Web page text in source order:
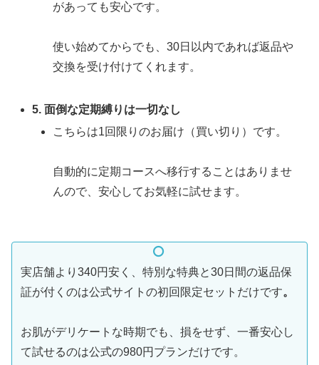
があっても安心です。
使い始めてからでも、30日以内であれば返品や
交換を受け付けてくれます。
5. 面倒な定期縛りは一切なし
こちらは1回限りのお届け（買い切り）です。
自動的に定期コースへ移行することはありませ
んので、安心してお気軽に試せます。
実店舗より340円安く、特別な特典と30日間の返品保
証が付くのは公式サイトの初回限定セットだけです。
お肌がデリケートな時期でも、損をせず、一番安心し
て試せるのは公式の980円プランだけです。